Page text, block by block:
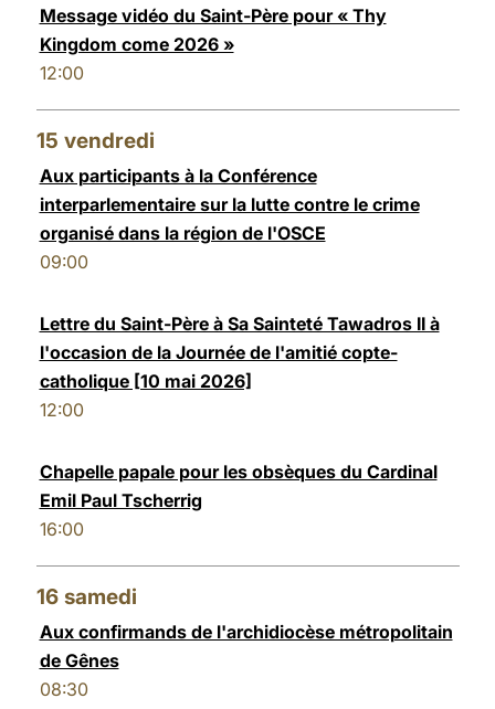
Message vidéo du Saint-Père pour « Thy
Kingdom come 2026 »
12:00
15 vendredi
Aux participants à la Conférence
interparlementaire sur la lutte contre le crime
organisé dans la région de l'OSCE
09:00
Lettre du Saint-Père à Sa Sainteté Tawadros II à
l'occasion de la Journée de l'amitié copte-
catholique [10 mai 2026]
12:00
Chapelle papale pour les obsèques du Cardinal
Emil Paul Tscherrig
16:00
16 samedi
Aux confirmands de l'archidiocèse métropolitain
de Gênes
08:30